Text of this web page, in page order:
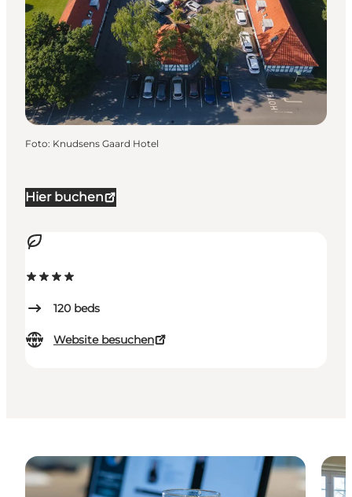
Hier buchen
120 beds
Website besuchen
Foto: Knudsens Gaard Hotel